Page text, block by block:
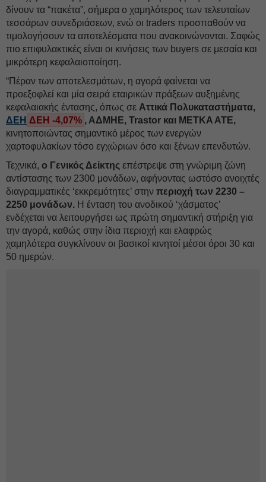
δίνουν τα “πακέτα”, σήμερα ο χαμηλότερος των τελευταίων
τεσσάρων συνεδριάσεων, ενώ οι traders προσπαθούν να
τιμολογήσουν τα αποτελέσματα που ανακοινώνονται. Σαφώς
πιο επιφυλακτικές είναι οι κινήσεις των buyers σε μεσαία και
μικρότερη κεφαλαιοποίηση.
“Πέραν των αποτελεσμάτων, η αγορά φαίνεται να
προεξοφλεί και μία σειρά εταιρικών πράξεων αυξημένης
κεφαλαιακής έντασης, όπως σε Αττικά Πολυκαταστήματα,
ΔΕΗ ΔΕΗ -4,07% , ΑΔΜΗΕ, Trastor και METKA ATE,
κινητοποιώντας σημαντικό μέρος των ενεργών
χαρτοφυλακίων τόσο εγχώριων όσο και ξένων επενδυτών.
Τεχνικά, ο Γενικός Δείκτης επέστρεψε στη γνώριμη ζώνη
αντίστασης των 2300 μονάδων, αφήνοντας ωστόσο ανοιχτές
διαγραμματικές ‘εκκρεμότητες’ στην περιοχή των 2230 –
2250 μονάδων. Η ένταση του ανοδικού ‘χάσματος’
ενδέχεται να λειτουργήσει ως πρώτη σημαντική στήριξη για
την αγορά, καθώς στην ίδια περιοχή και ελαφρώς
χαμηλότερα συγκλίνουν οι βασικοί κινητοί μέσοι όροι 30 και
50 ημερών.